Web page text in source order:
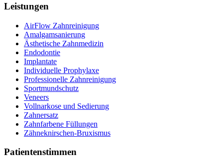
Leistungen
AirFlow Zahnreinigung
Amalgamsanierung
Ästhetische Zahnmedizin
Endodontie
Implantate
Individuelle Prophylaxe
Professionelle Zahnreinigung
Sportmundschutz
Veneers
Vollnarkose und Sedierung
Zahnersatz
Zahnfarbene Füllungen
Zähneknirschen-Bruxismus
Patientenstimmen